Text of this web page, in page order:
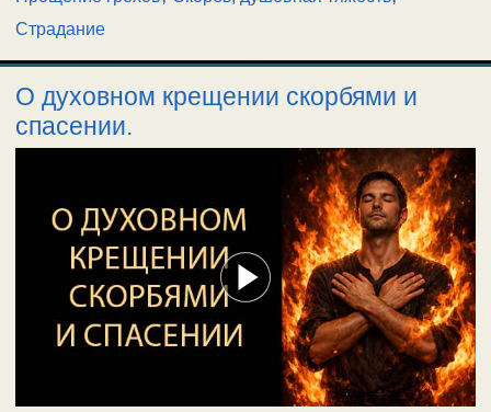
Страдание
О духовном крещении скорбями и
спасении.